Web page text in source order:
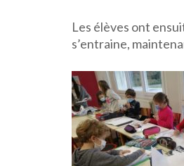
Les élèves ont
s’entraine,